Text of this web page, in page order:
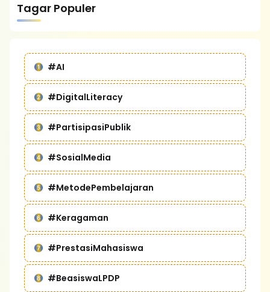
Tagar Populer
#AI
#DigitalLiteracy
#PartisipasiPublik
#SosialMedia
#MetodePembelajaran
#Keragaman
#PrestasiMahasiswa
#BeasiswaLPDP